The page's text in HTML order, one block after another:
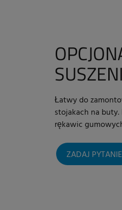
Łatwy do
stojakach na
rękawic
ZADAJ PYTANIE